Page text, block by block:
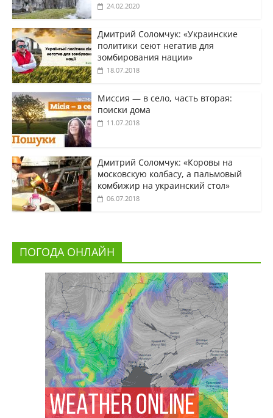
24.02.2020
Дмитрий Соломчук: «Украинские
политики сеют негатив для
зомбирования нации»
18.07.2018
Миссия — в село, часть вторая:
поиски дома
11.07.2018
Дмитрий Соломчук: «Коровы на
московскую колбасу, а пальмовый
комбижир на украинский стол»
06.07.2018
ПОГОДА ОНЛАЙН